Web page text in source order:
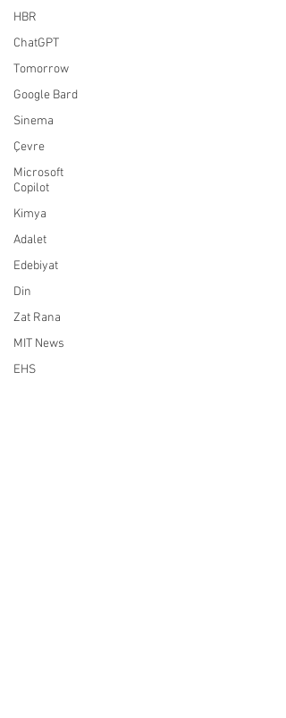
HBR
ChatGPT
Tomorrow
Google Bard
Sinema
Çevre
Microsoft
Copilot
Kimya
Adalet
Edebiyat
Din
Zat Rana
MIT News
EHS